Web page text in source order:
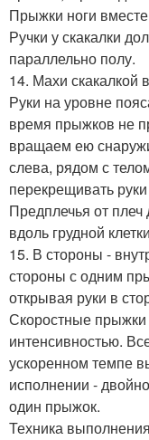
Прыжки ноги
Ручки у скакалки
параллельно полу.
14. Махи скакалкой
Руки на уровне
время прыжков не
вращаем ею
слева, рядом с
перекрещивать
Предплечья от
вдоль грудной
15. В стороны -
стороны с одним
открывая руки в
Скоростные
интенсивностью.
ускоренном темпе
исполнении -
один прыжок.
Техника